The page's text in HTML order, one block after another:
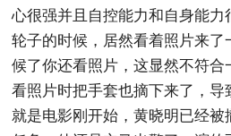
心很强并且自控能力和自身能
轮子的时候，居然看着照片来
候了你还看照片，这显然不符合
看照片时把手套也摘下来了，
就是电影刚开始，黄晓明已经